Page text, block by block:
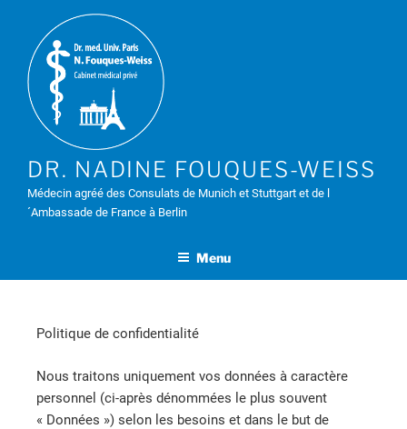
DR. NADINE FOUQUES-WEISS
Médecin agréé des Consulats de Munich et Stuttgart et de l
´Ambassade de France à Berlin
Menu
Politique de confidentialité
Nous traitons uniquement vos données à caractère
personnel (ci-après dénommées le plus souvent
« Données ») selon les besoins et dans le but de